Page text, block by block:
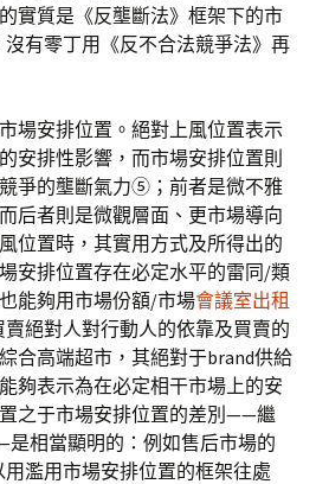
實質是《反壟斷法》框架下的市
有零丁用《反不合法競爭法》再
場安排位置。絕對上風位置表示
安排性影響，而市場安排位置則
爭的壟斷氣力⑤；前者是微不雅
后者則是微觀層面、更市場導向
位置時，其實用方式及所得出的
安排位置存在必定水平的雷同/類
能夠用市場份額/市場會議室出租
絕對人對行動人的依靠及買賣的
合高端超市，其絕對于brand供給
夠表示為在必定相干市場上的安
之于市場安排位置的差別——繼
相當顯明的：例如售后市場的
濫用市場安排位置的框架往處